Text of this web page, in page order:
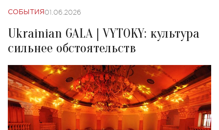
СОБЫТИЯ 01.06.2026
Ukrainian GALA | VYTOKY: культура
сильнее обстоятельств